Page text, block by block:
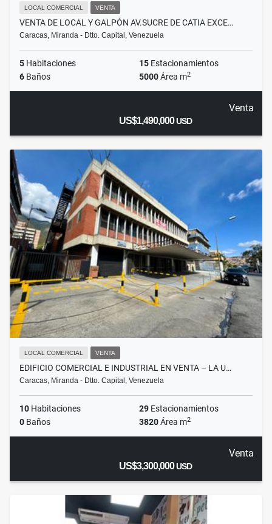
LOCAL COMERCIAL VENTA
VENTA DE LOCAL Y GALPÓN AV.SUCRE DE CATIA EXCE…
Caracas, Miranda - Dtto. Capital, Venezuela
5 Habitaciones 15 Estacionamientos
6 Baños 5000Área m2
Venta
US$1,490,000USD
LOCAL COMERCIAL VENTA
EDIFICIO COMERCIAL E INDUSTRIAL EN VENTA – LA U…
Caracas, Miranda - Dtto. Capital, Venezuela
10 Habitaciones 29 Estacionamientos
0 Baños 3820Área m2
Venta
US$3,300,000USD